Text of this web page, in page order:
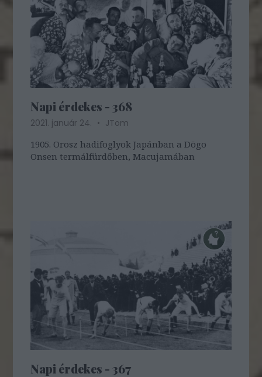
Napi érdekes - 368
2021. január 24.
JTom
1905. Orosz hadifoglyok Japánban a Dōgo
Onsen termálfürdőben, Macujamában
Napi érdekes - 367